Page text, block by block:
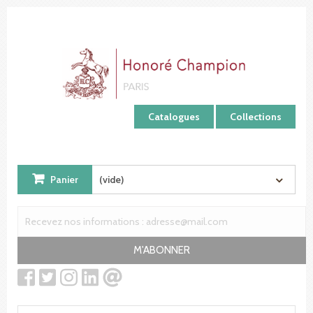
Catalogues Collections
Panier (vide)
M'ABONNER